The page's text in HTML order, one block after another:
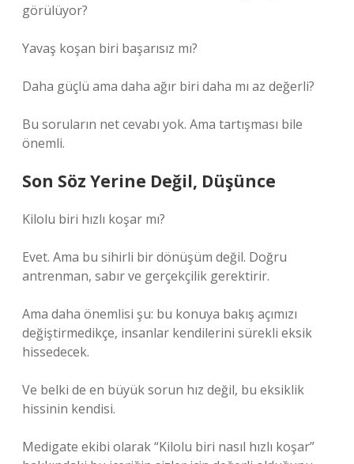
görülüyor?
Yavaş koşan biri başarısız mı?
Daha güçlü ama daha ağır biri daha mı az değerli?
Bu soruların net cevabı yok. Ama tartışması bile
önemli.
Son Söz Yerine Değil, Düşünce
Kilolu biri hızlı koşar mı?
Evet. Ama bu sihirli bir dönüşüm değil. Doğru
antrenman, sabır ve gerçekçilik gerektirir.
Ama daha önemlisi şu: bu konuya bakış açımızı
değiştirmedikçe, insanlar kendilerini sürekli eksik
hissedecek.
Ve belki de en büyük sorun hız değil, bu eksiklik
hissinin kendisi.
Medigate ekibi olarak “Kilolu biri nasıl hızlı koşar”